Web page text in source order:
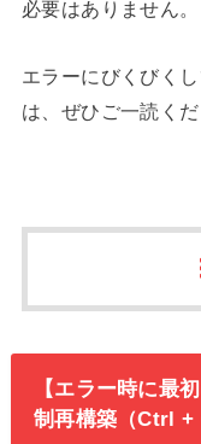
必要はありません。
エラーにびくびく
は、ぜひご一読くだ
【エラー時に最
制再構築（Ctrl +